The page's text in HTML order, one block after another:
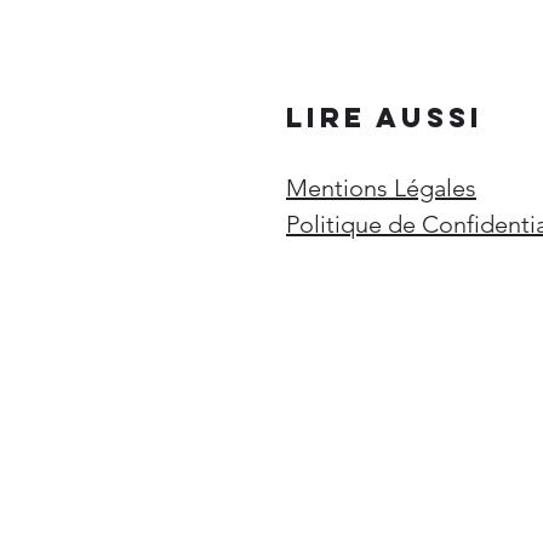
LIRE AUSSI
Mentions Légales
Politique de